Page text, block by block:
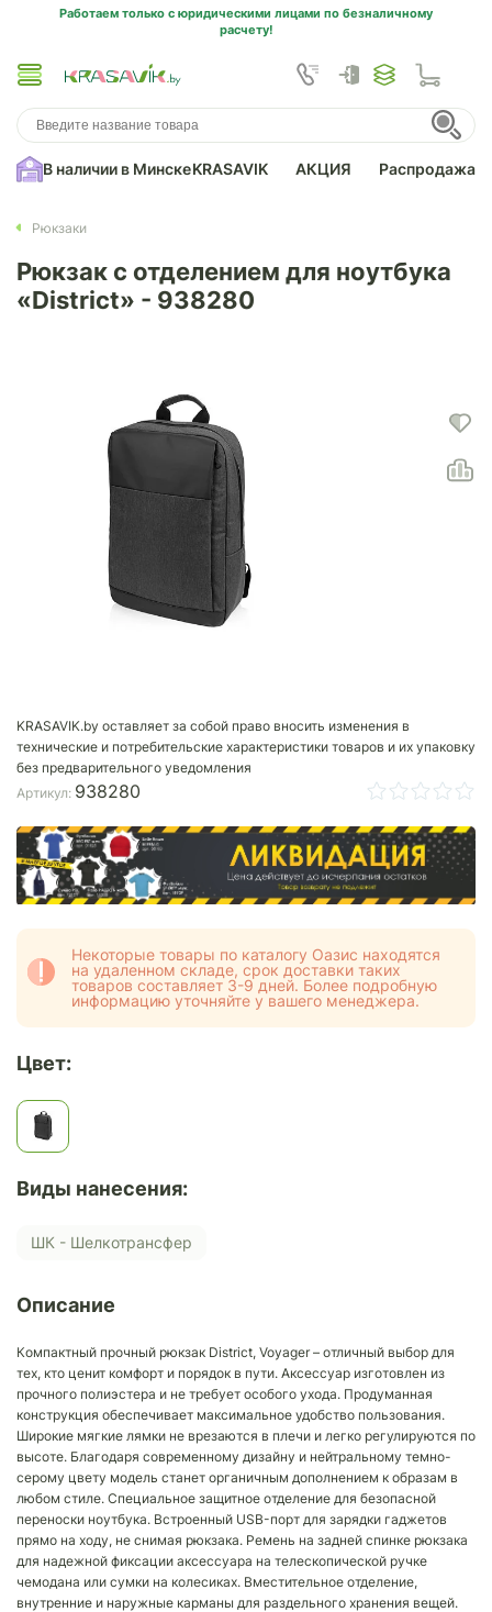
Работаем только с юридическими лицами по безналичному
расчету!
В наличии в МинскеKRASAVIK АКЦИЯ Распродажа
Рюкзаки
Рюкзак с отделением для ноутбука
«District» - 938280
KRASAVIK.by оставляет за собой право вносить изменения в
технические и потребительские характеристики товаров и их упаковку
без предварительного уведомления
Артикул: 938280
Некоторые товары по каталогу Оазис находятся
на удаленном складе, срок доставки таких
товаров составляет 3-9 дней. Более подробную
информацию уточняйте у вашего менеджера.
Цвет:
Виды нанесения:
ШК - Шелкотрансфер
Описание
Компактный прочный рюкзак District, Voyager – отличный выбор для
тех, кто ценит комфорт и порядок в пути. Аксессуар изготовлен из
прочного полиэстера и не требует особого ухода. Продуманная
конструкция обеспечивает максимальное удобство пользования.
Широкие мягкие лямки не врезаются в плечи и легко регулируются по
высоте. Благодаря современному дизайну и нейтральному темно-
серому цвету модель станет органичным дополнением к образам в
любом стиле. Специальное защитное отделение для безопасной
переноски ноутбука. Встроенный USB-порт для зарядки гаджетов
прямо на ходу, не снимая рюкзака. Ремень на задней спинке рюкзака
для надежной фиксации аксессуара на телескопической ручке
чемодана или сумки на колесиках. Вместительное отделение,
внутренние и наружные карманы для раздельного хранения вещей.